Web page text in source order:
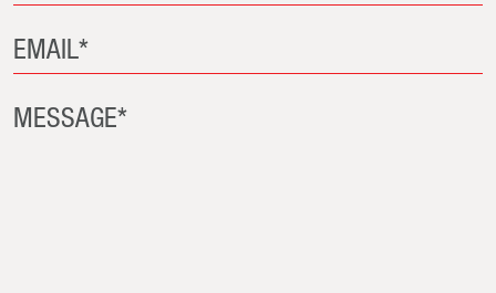
EMAIL*
MESSAGE*